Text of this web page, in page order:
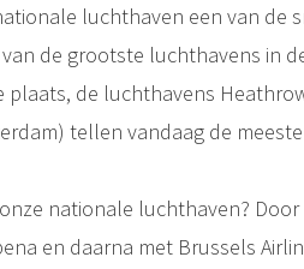
luchthaven een van de
de grootste luchthavens in
de luchthavens
tellen vandaag de
nationale luchthaven?
en daarna met Brussels